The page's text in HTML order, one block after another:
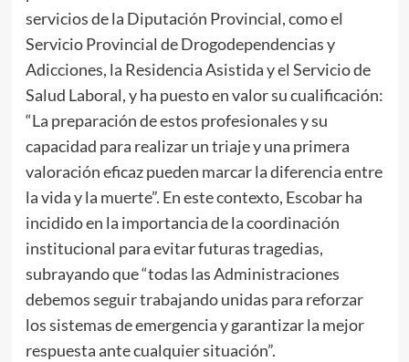
servicios de la Diputación Provincial, como el
Servicio Provincial de Drogodependencias y
Adicciones, la Residencia Asistida y el Servicio de
Salud Laboral, y ha puesto en valor su cualificación:
“La preparación de estos profesionales y su
capacidad para realizar un triaje y una primera
valoración eficaz pueden marcar la diferencia entre
la vida y la muerte”. En este contexto, Escobar ha
incidido en la importancia de la coordinación
institucional para evitar futuras tragedias,
subrayando que “todas las Administraciones
debemos seguir trabajando unidas para reforzar
los sistemas de emergencia y garantizar la mejor
respuesta ante cualquier situación”.